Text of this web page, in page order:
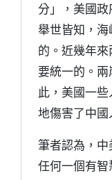
分」，美國
舉世皆知，
的。近幾年
要統一的。
此，美國一
地傷害了中國
筆者認為，
任何一個有